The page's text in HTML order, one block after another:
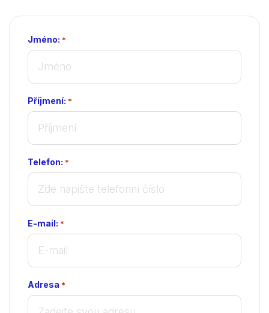
Jméno: *
Příjmení: *
Telefon: *
E-mail: *
Adresa *